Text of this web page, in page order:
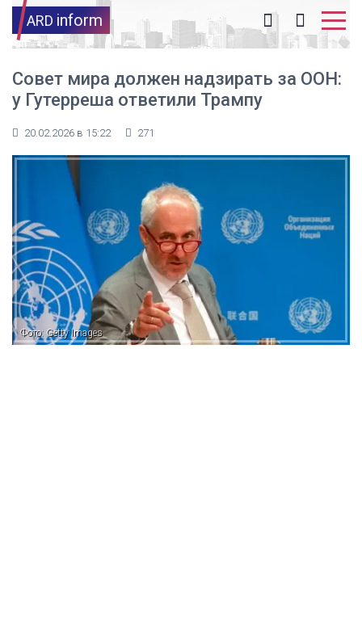
ARD inform
Совет мира должен надзирать за ООН:
у Гутерреша ответили Трампу
20.02.2026 в 15:22 271
Фото: Getty Images